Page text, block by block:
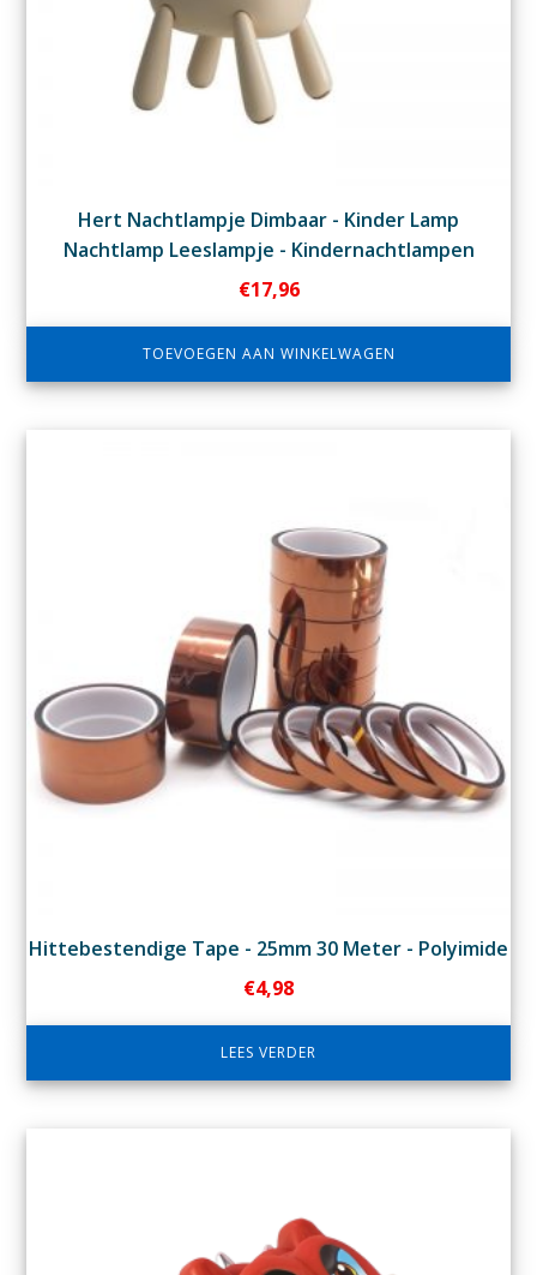
Hert Nachtlampje Dimbaar - Kinder Lamp
Nachtlamp Leeslampje - Kindernachtlampen
€17,96
TOEVOEGEN AAN WINKELWAGEN
Hittebestendige Tape - 25mm 30 Meter - Polyimide
€4,98
LEES VERDER